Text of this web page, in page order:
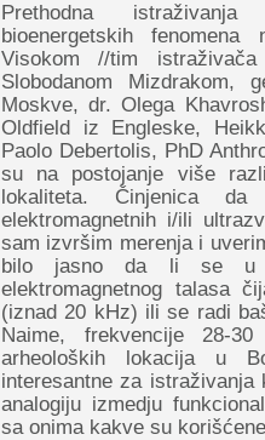
Prethodna
bioenergetskih
Visokom //tim
Slobodanom Mizdrakom,
Moskve, dr. Olega
Oldfield iz Engleske,
Paolo Debertolis, PhD
su na postojanje više
lokaliteta. Činjenica
elektromagnetnih i/ili
sam izvršim merenja i
bilo jasno da li se u
elektromagnetnog talasa
(iznad 20 kHz) ili se radi
Naime, frekvencije 28-
arheoloških lokacija u
interesantne za
analogiju izmedju
sa onima kakve su